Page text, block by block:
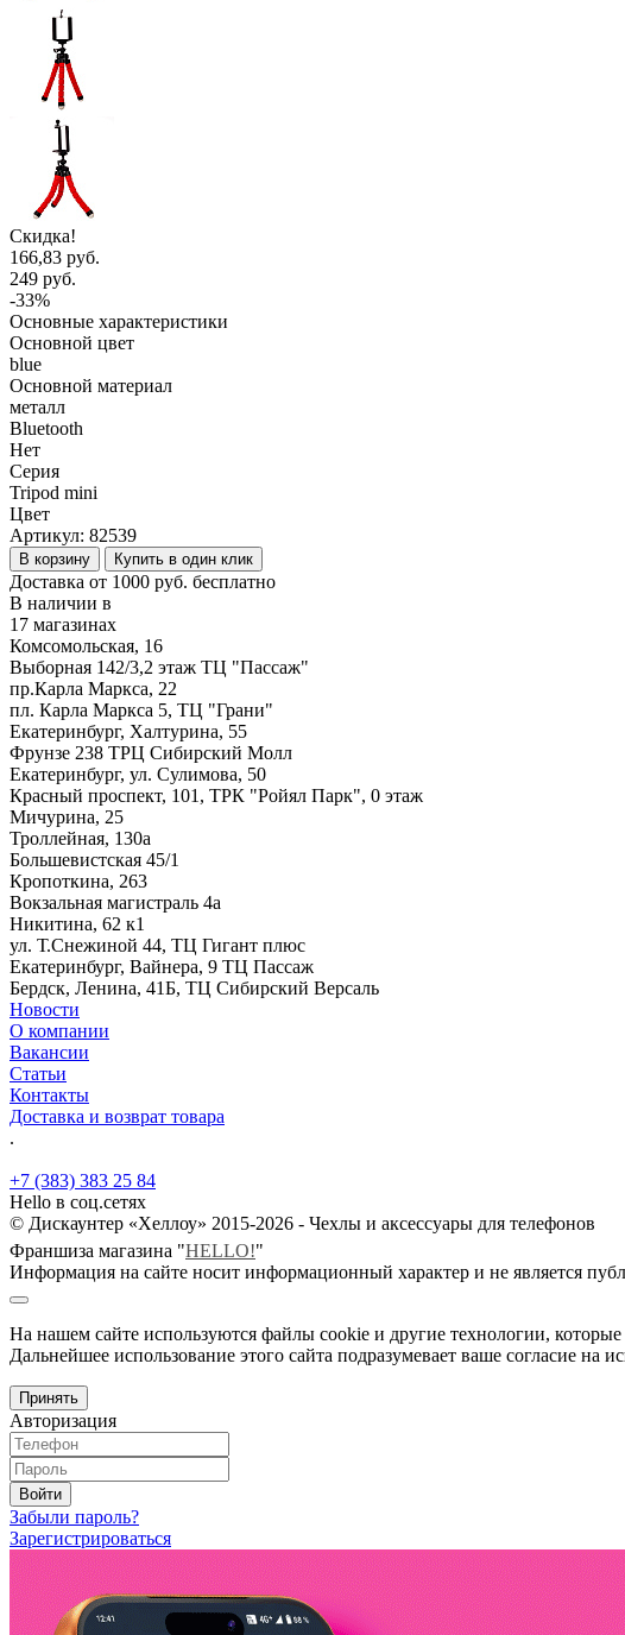
Скидка!
166,83 руб.
249 руб.
-33%
Основные характеристики
Основной цвет
blue
Основной материал
металл
Bluetooth
Нет
Серия
Tripod mini
Цвет
Артикул: 82539
В корзину Купить в один клик
Доставка от 1000 руб. бесплатно
В наличии в
17 магазинах
Комсомольская, 16
Выборная 142/3,2 этаж ТЦ "Пассаж"
пр.Карла Маркса, 22
пл. Карла Маркса 5, ТЦ "Грани"
Екатеринбург, Халтурина, 55
Фрунзе 238 ТРЦ Сибирский Молл
Екатеринбург, ул. Сулимова, 50
Красный проспект, 101, ТРК "Ройял Парк", 0 этаж
Мичурина, 25
Троллейная, 130а
Большевистская 45/1
Кропоткина, 263
Вокзальная магистраль 4а
Никитина, 62 к1
ул. Т.Снежиной 44, ТЦ Гигант плюс
Екатеринбург, Вайнера, 9 ТЦ Пассаж
Бердск, Ленина, 41Б, ТЦ Сибирский Версаль
Новости
О компании
Вакансии
Статьи
Контакты
Доставка и возврат товара
.
+7 (383) 383 25 84
Hello в соц.сетях
© Дискаунтер «Хеллоу» 2015-2026 - Чехлы и аксессуары для телефонов
Франшиза магазина "HELLO!"
Информация на сайте носит информационный характер и не является
На нашем сайте используются файлы cookie и другие технологии,
Дальнейшее использование этого сайта подразумевает ваше согласие на
Принять
Авторизация
Войти
Забыли пароль?
Зарегистрироваться